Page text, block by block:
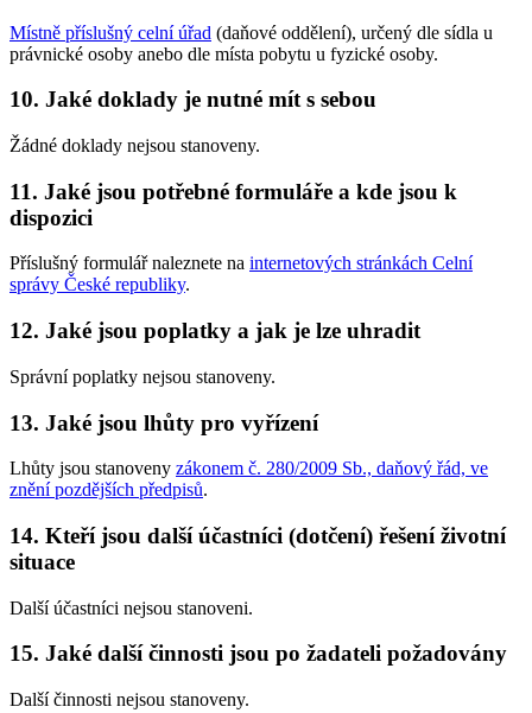
Místně příslušný celní úřad (daňové oddělení), určený dle sídla u
právnické osoby anebo dle místa pobytu u fyzické osoby.
10. Jaké doklady je nutné mít s sebou
Žádné doklady nejsou stanoveny.
11. Jaké jsou potřebné formuláře a kde jsou k
dispozici
Příslušný formulář naleznete na internetových stránkách Celní
správy České republiky.
12. Jaké jsou poplatky a jak je lze uhradit
Správní poplatky nejsou stanoveny.
13. Jaké jsou lhůty pro vyřízení
Lhůty jsou stanoveny zákonem č. 280/2009 Sb., daňový řád, ve
znění pozdějších předpisů.
14. Kteří jsou další účastníci (dotčení) řešení životní
situace
Další účastníci nejsou stanoveni.
15. Jaké další činnosti jsou po žadateli požadovány
Další činnosti nejsou stanoveny.